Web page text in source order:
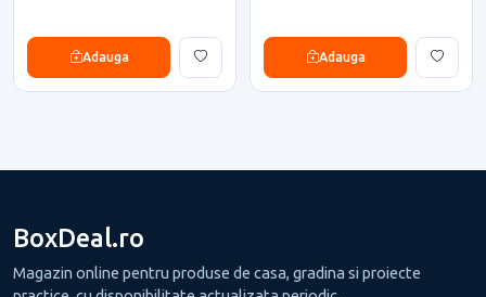
Adauga Adauga
BoxDeal.ro
Magazin online pentru produse de casa, gradina si proiecte